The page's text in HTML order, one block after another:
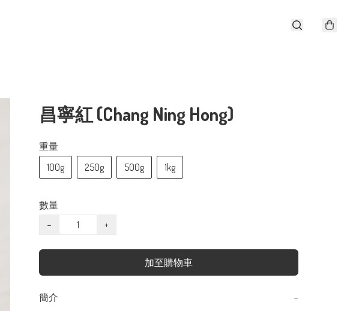
昌寧紅 (Chang Ning Hong)
重量
100g
250g 500g 1kg
數量
−
+
加至購物車
簡介 −